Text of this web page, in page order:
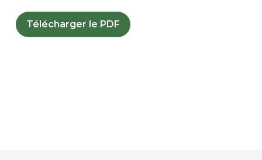
Télécharger le PDF